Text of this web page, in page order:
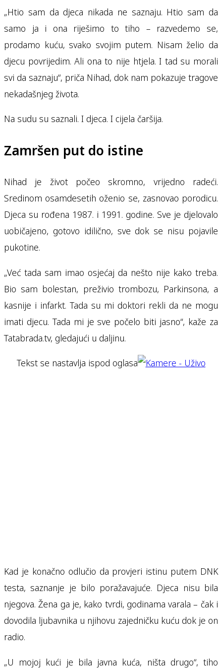
„Htio sam da djeca nikada ne saznaju. Htio sam da
samo ja i ona riješimo to tiho – razvedemo se,
prodamo kuću, svako svojim putem. Nisam želio da
djecu povrijedim. Ali ona to nije htjela. I tad su morali
svi da saznaju“, priča Nihad, dok nam pokazuje tragove
nekadašnjeg života.
Na sudu su saznali. I djeca. I cijela čaršija.
Zamršen put do istine
Nihad je život počeo skromno, vrijedno radeći.
Sredinom osamdesetih oženio se, zasnovao porodicu.
Djeca su rođena 1987. i 1991. godine. Sve je djelovalo
uobičajeno, gotovo idilično, sve dok se nisu pojavile
pukotine.
„Već tada sam imao osjećaj da nešto nije kako treba.
Bio sam bolestan, preživio trombozu, Parkinsona, a
kasnije i infarkt. Tada su mi doktori rekli da ne mogu
imati djecu. Tada mi je sve počelo biti jasno“, kaže za
Tatabrada.tv, gledajući u daljinu.
Tekst se nastavlja ispod oglasa
Kad je konačno odlučio da provjeri istinu putem DNK
testa, saznanje je bilo poražavajuće. Djeca nisu bila
njegova. Žena ga je, kako tvrdi, godinama varala – čak i
dovodila ljubavnika u njihovu zajedničku kuću dok je on
radio.
„U mojoj kući je bila javna kuća, ništa drugo“, tiho